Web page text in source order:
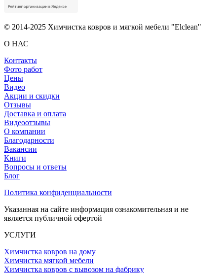
© 2014-2025 Химчистка ковров и мягкой мебели "Elclean"
О НАС
Контакты
Фото работ
Цены
Видео
Акции и скидки
Отзывы
Доставка и оплата
Видеоотзывы
О компании
Благодарности
Вакансии
Книги
Вопросы и ответы
Блог
Политика конфиденциальности
Указанная на сайте информация ознакомительная и не
является публичной офертой
УСЛУГИ
Химчистка ковров на дому
Химчистка мягкой мебели
Химчистка ковров с вывозом на фабрику